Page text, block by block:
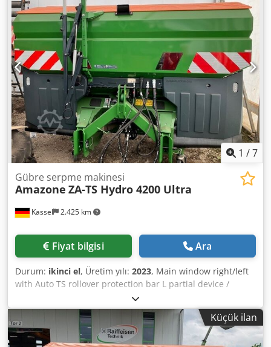
1 /7
Kassel 2.425 km
Gübre serpme makinesi
Amazone ZA-TS Hydro 4200 Ultra
Fiyat bilgisi Ara
Durum: ikinci el, Üretim yılı: 2023, Main window right/left
with Auto TS rollover protection bar L partial device /
swiveling, factory-installed. Inclination sensor for weighing
system, electronic / feed system adjustment. Profis
weighing system installation parts for ZA base units. LED /
rear lighting manual. Dcedpfx Aot A Udgsi Njk
Küçük ilan